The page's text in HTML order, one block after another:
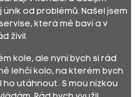
od problémů. Našel jsem
která mě baví a v
živil.
kole, ale nyní bych si rád
lehčí kolo, na kterém bych
utáhnout. S mou nízkou